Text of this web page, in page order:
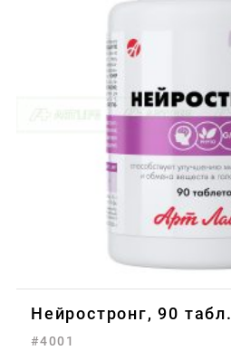
Нейростронг, 90 табл.
#4001